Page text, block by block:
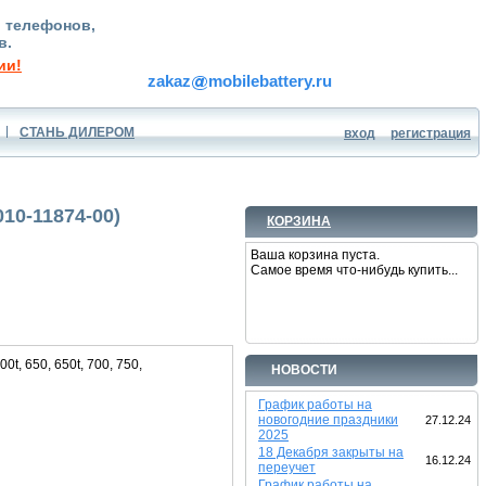
телефонов,
zakaz mobilebattery.ru
СТАНЬ ДИЛЕРОМ вход регистрация
КОРЗИНА
Ваша корзина пуста.
Самое время что-нибудь купить...
НОВОСТИ
График работы на
новогодние праздники
2025
27.12.24
18 Декабря закрыты на
переучет
16.12.24
11874-00)
650, 650t, 700, 750,